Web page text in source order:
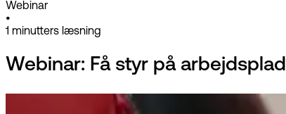
Webinar
•
1 minutters læsning
Webinar: Få styr på